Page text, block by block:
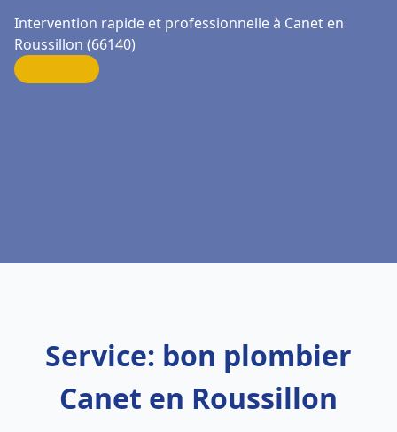
Intervention rapide et professionnelle à Canet en
Roussillon (66140)
Service: bon plombier
Canet en Roussillon